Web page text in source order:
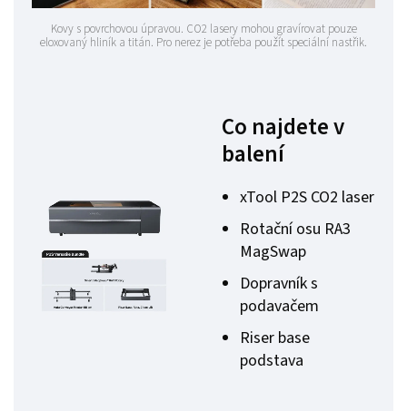
Kovy s povrchovou úpravou. CO2 lasery mohou gravírovat pouze
eloxovaný hliník a titán. Pro nerez je potřeba použít speciální nastřik.
Co najdete v
balení
xTool P2S CO2 laser
Rotační osu RA3
MagSwap
Dopravník s
podavačem
Riser base
podstava